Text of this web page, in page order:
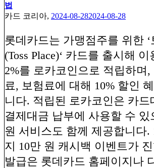
법
카드 코리아, 2024-08-282024-08-28
롯데카드는 가맹점주를 위한
(Toss Place)‘ 카드를 출시해
2%를 로카코인으로 적립하며,
료, 보험료에 대해 10% 할인
니다. 적립된 로카코인은 카드
결제대금 납부에 사용할 수 있
원 서비스도 함께 제공합니다.
지 10만 원 캐시백 이벤트가
발급은 롯데카드 홈페이지나